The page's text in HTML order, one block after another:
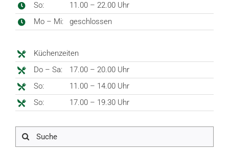
So:
11.00 – 22.00 Uhr
Mo – Mi:
geschlossen
Küchenzeiten
Do – Sa:
17.00 – 20.00 Uhr
So:
11.00 – 14.00 Uhr
So:
17.00 – 19.30 Uhr
Suche
nach: